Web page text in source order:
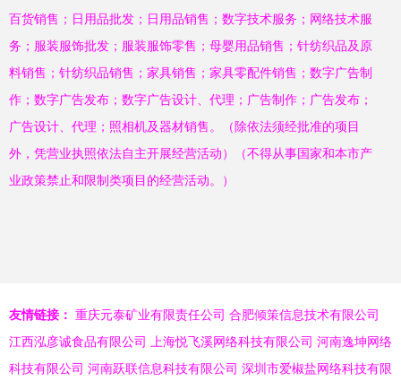
百货销售；日用品批发；日用品销售；数字技术服务；网络技术服
务；服装服饰批发；服装服饰零售；母婴用品销售；针纺织品及原
料销售；针纺织品销售；家具销售；家具零配件销售；数字广告制
作；数字广告发布；数字广告设计、代理；广告制作；广告发布；
广告设计、代理；照相机及器材销售。（除依法须经批准的项目
外，凭营业执照依法自主开展经营活动）（不得从事国家和本市产
业政策禁止和限制类项目的经营活动。）
友情链接： 重庆元泰矿业有限责任公司 合肥倾策信息技术有限公司
江西泓彦诚食品有限公司
上海悦飞溪网络科技有限公司 河南逸坤网络
科技有限公司 河南跃联信息科技有限公司 深圳市爱椒盐网络科技有限